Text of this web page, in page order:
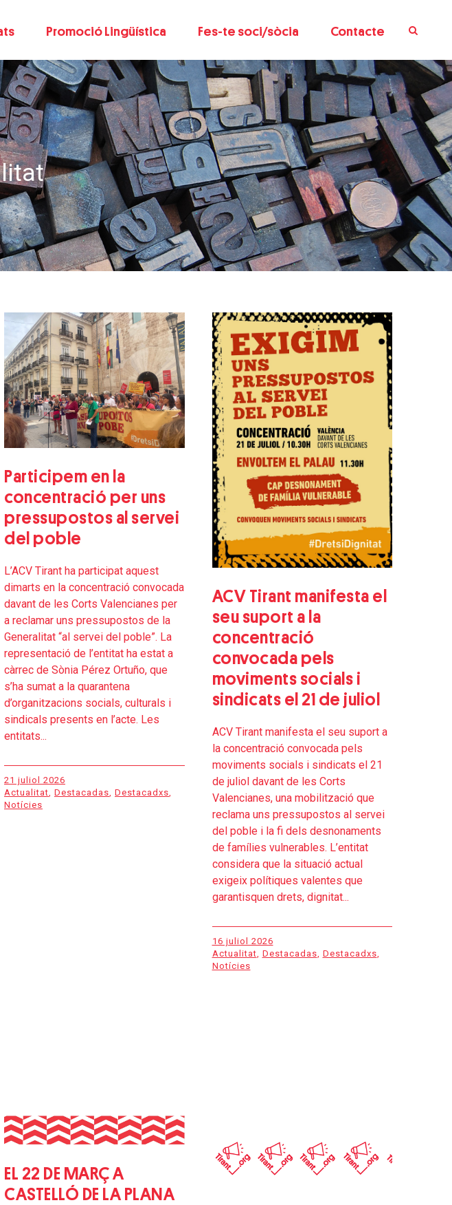
Promoció Lingüística Fes-te soci/sòcia Contacte
Participem en la
concentració per uns
pressupostos al servei
del poble
L’ACV Tirant ha participat aquest
dimarts en la concentració convocada
davant de les Corts Valencianes per
a reclamar uns pressupostos de la
Generalitat “al servei del poble”. La
representació de l’entitat ha estat a
càrrec de Sònia Pérez Ortuño, que
s’ha sumat a la quarantena
d’organitzacions socials, culturals i
sindicals presents en l’acte. Les
entitats...
21 juliol 2026
Actualitat Destacadas Destacadxs
Notícies
ACV Tirant manifesta el
seu suport a la
concentració
convocada pels
moviments socials i
sindicats el 21 de juliol
ACV Tirant manifesta el seu suport a
la concentració convocada pels
moviments socials i sindicats el 21
de juliol davant de les Corts
Valencianes, una mobilització que
reclama uns pressupostos al servei
del poble i la fi dels desnonaments
de famílies vulnerables. L’entitat
considera que la situació actual
exigeix polítiques valentes que
garantisquen drets, dignitat...
16 juliol 2026
Actualitat, Destacadas, Destacadxs,
Notícies
EL 22 DE MARÇ A
CASTELLÓ DE LA PLANA